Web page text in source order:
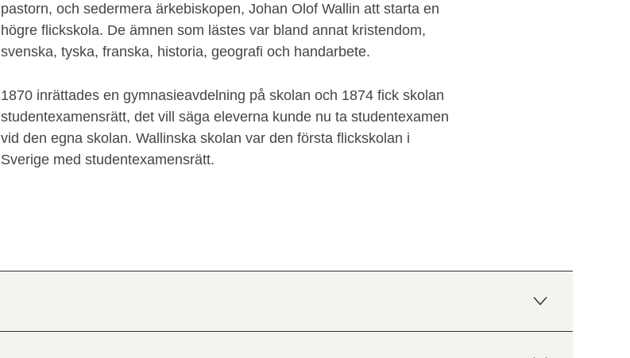
pastorn, och sedermera ärkebiskopen, Johan Olof Wallin att starta en
högre flickskola. De ämnen som lästes var bland annat kristendom,
svenska, tyska, franska, historia, geografi och handarbete.
1870 inrättades en gymnasieavdelning på skolan och 1874 fick skolan
studentexamensrätt, det vill säga eleverna kunde nu ta studentexamen
vid den egna skolan. Wallinska skolan var den första flickskolan i
Sverige med studentexamensrätt.